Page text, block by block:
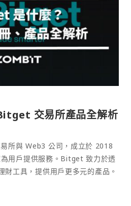
交易所產品全解析
所與 Web3 公司，成立於 2018
用戶提供服務。Bitget 致力於透
財工具，提供用戶更多元的產品。